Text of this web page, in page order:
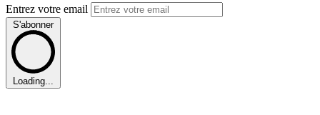
Entrez votre email
S'abonner
Loading...